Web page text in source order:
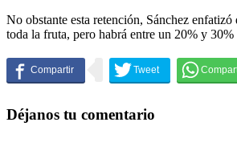
No obstante esta retención, Sánchez
toda la fruta, pero habrá entre un 20% y 30%
Déjanos tu comentario